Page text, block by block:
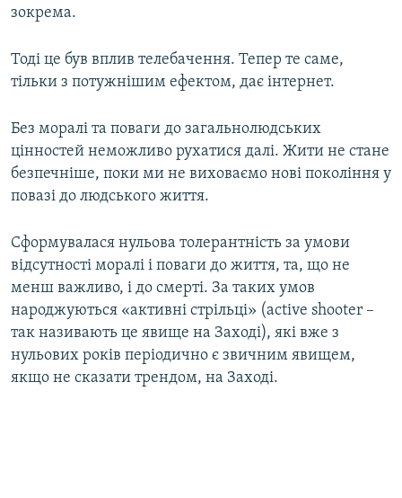
зокрема.
Тоді це був вплив телебачення. Тепер те саме,
тільки з потужнішим ефектом, дає інтернет.
Без моралі та поваги до загальнолюдських
цінностей неможливо рухатися далі. Жити не стане
безпечніше, поки ми не виховаємо нові покоління у
повазі до людського життя.
Сформувалася нульова толерантність за умови
відсутності моралі і поваги до життя, та, що не
менш важливо, і до смерті. За таких умов
народжуються «активні стрільці» (active shooter –
так називають це явище на Заході), які вже з
нульових років періодично є звичним явищем,
якщо не сказати трендом, на Заході.